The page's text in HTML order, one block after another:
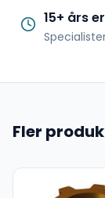
15+ års
Fler